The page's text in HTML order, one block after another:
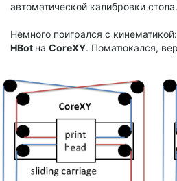
автоматической калибровки стола.
Немного поигрался с
HBot на CoreXY. Поматюкался,